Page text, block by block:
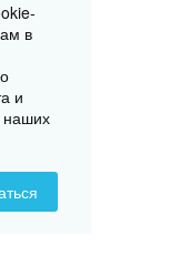
в
и
наших